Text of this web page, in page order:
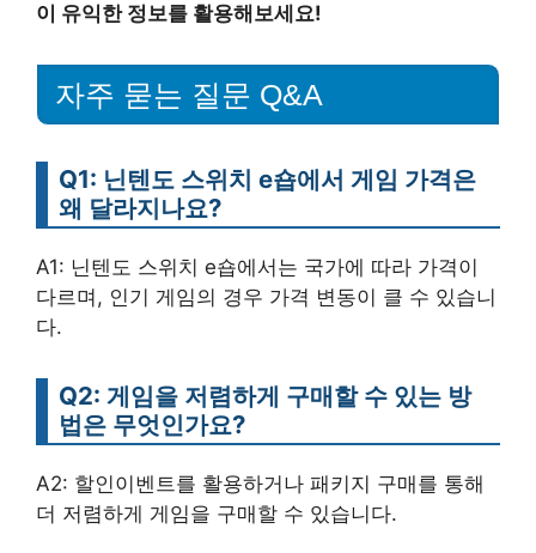
이 유익한 정보를 활용해보세요!
자주 묻는 질문 Q&A
Q1: 닌텐도 스위치 e숍에서 게임 가격은
왜 달라지나요?
A1: 닌텐도 스위치 e숍에서는 국가에 따라 가격이
다르며, 인기 게임의 경우 가격 변동이 클 수 있습니
다.
Q2: 게임을 저렴하게 구매할 수 있는 방
법은 무엇인가요?
A2: 할인이벤트를 활용하거나 패키지 구매를 통해
더 저렴하게 게임을 구매할 수 있습니다.